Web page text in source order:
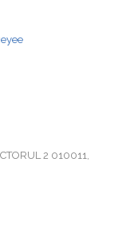
2 010011,